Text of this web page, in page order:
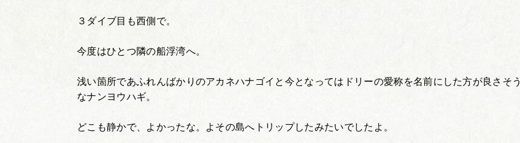
３ダイブ目も西側で。
今度はひとつ隣の船浮湾へ。
浅い箇所であふれんばかりのアカネハナゴイと今となってはドリーの愛称を名前にした方が良さそう
なナンヨウハギ。
どこも静かで、よかったな。よその島へトリップしたみたいでしたよ。